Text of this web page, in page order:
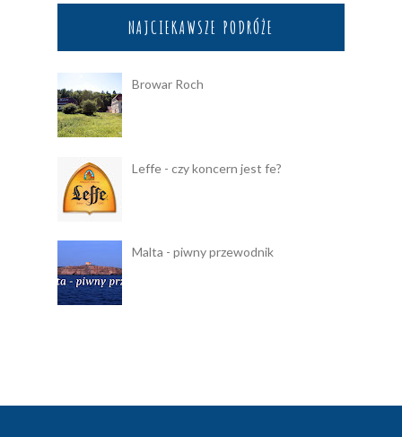
NAJCIEKAWSZE PODRÓŻE
Browar Roch
Leffe - czy koncern jest fe?
Malta - piwny przewodnik